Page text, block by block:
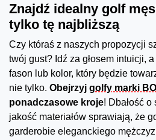
Znajdź idealny golf
tylko tę najbliższą
Czy któraś z naszych propozycji
twój gust? Idź za głosem intuicji,
fason lub kolor, który będzie
nie tylko. Obejrzyj golfy marki
ponadczasowe kroje! Dbałość o
jakość materiałów sprawiają, że
garderobie eleganckiego